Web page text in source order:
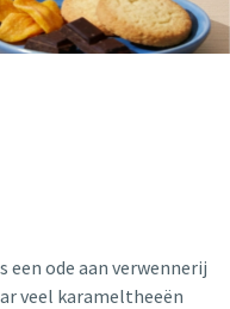
een ode aan verwennerij
veel karameltheeën